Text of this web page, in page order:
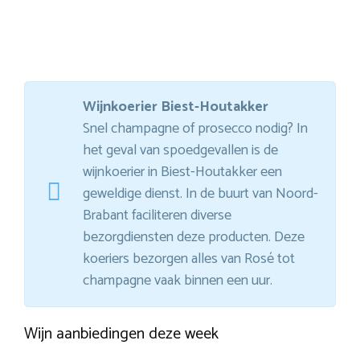
Wijnkoerier Biest-Houtakker
Snel champagne of prosecco nodig? In
het geval van spoedgevallen is de
wijnkoerier in Biest-Houtakker een
geweldige dienst. In de buurt van Noord-
Brabant faciliteren diverse
bezorgdiensten deze producten. Deze
koeriers bezorgen alles van Rosé tot
champagne vaak binnen een uur.
Wijn aanbiedingen deze week